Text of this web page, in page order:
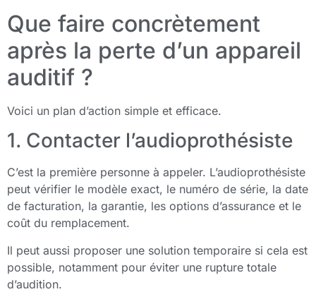
Que faire concrètement
après la perte d’un appareil
auditif ?
Voici un plan d’action simple et efficace.
1. Contacter l’audioprothésiste
C’est la première personne à appeler. L’audioprothésiste
peut vérifier le modèle exact, le numéro de série, la date
de facturation, la garantie, les options d’assurance et le
coût du remplacement.
Il peut aussi proposer une solution temporaire si cela est
possible, notamment pour éviter une rupture totale
d’audition.